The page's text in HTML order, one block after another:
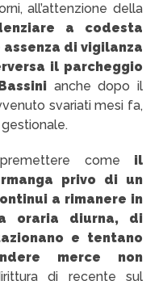
all’attenzione della
a codesta
di vigilanza
il parcheggio
anche dopo il
svariati mesi fa,
come il
privo di un
a rimanere in
oraria diurna, di
e tentano
merce non
di recente sul